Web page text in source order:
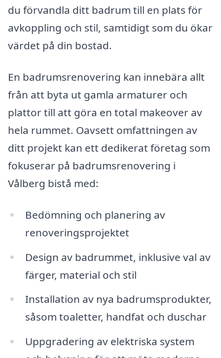
du förvandla ditt badrum till en plats för
avkoppling och stil, samtidigt som du ökar
värdet på din bostad.
En badrumsrenovering kan innebära allt
från att byta ut gamla armaturer och
plattor till att göra en total makeover av
hela rummet. Oavsett omfattningen av
ditt projekt kan ett dedikerat företag som
fokuserar på badrumsrenovering i
Vålberg bistå med:
Bedömning och planering av
renoveringsprojektet
Design av badrummet, inklusive val av
färger, material och stil
Installation av nya badrumsprodukter,
såsom toaletter, handfat och duschar
Uppgradering av elektriska system